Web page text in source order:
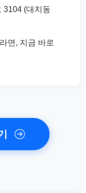
3104 (대치동
면, 지금 바로